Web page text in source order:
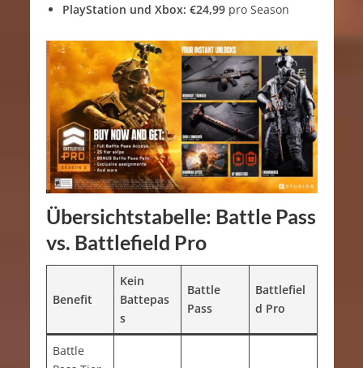
PlayStation und Xbox: €24,99pro Season
Übersichtstabelle: Battle Pass
vs. Battlefield Pro
Benefit
Kein
Battepas
s
Battle
Pass
Battlefiel
d Pro
Battle